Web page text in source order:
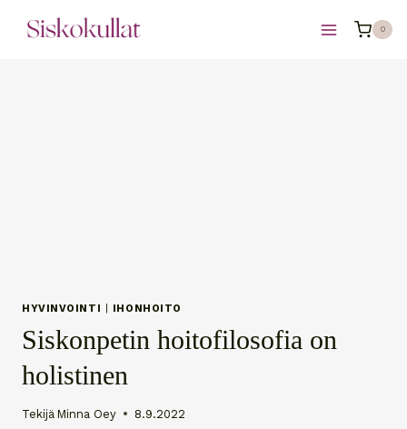
sisältöön
0
HYVINVOINTI IHONHOITO
Siskonpetin hoitofilosofia on
holistinen
Tekijä Minna Oey 8.9.2022